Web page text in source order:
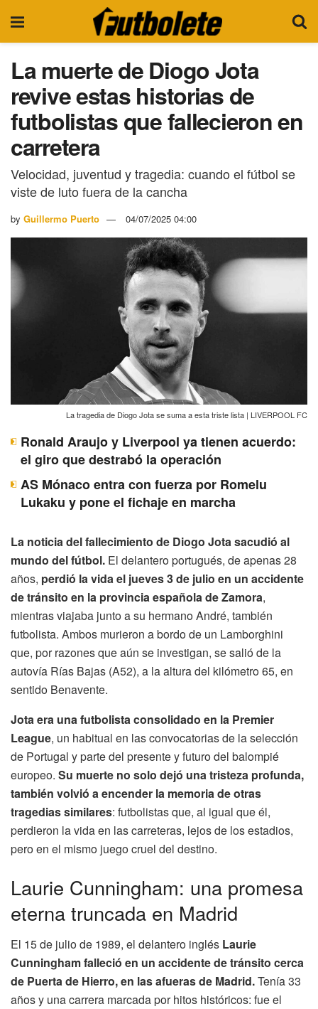
La muerte de Diogo Jota
revive estas historias de
futbolistas que fallecieron en
carretera
Velocidad, juventud y tragedia: cuando el fútbol se
viste de luto fuera de la cancha
by Guillermo Puerto 04/07/2025 04:00
La tragedia de Diogo Jota se suma a esta triste lista | LIVERPOOL FC
Ronald Araujo y Liverpool ya tienen acuerdo:
el giro que destrabó la operación
AS Mónaco entra con fuerza por Romelu
Lukaku y pone el fichaje en marcha
La noticia del fallecimiento de Diogo Jota sacudió al
mundo del fútbol. El delantero portugués, de apenas 28
años, perdió la vida el jueves 3 de julio en un accidente
de tránsito en la provincia española de Zamora,
mientras viajaba junto a su hermano André, también
futbolista. Ambos murieron a bordo de un Lamborghini
que, por razones que aún se investigan, se salió de la
autovía Rías Bajas (A52), a la altura del kilómetro 65, en
sentido Benavente.
Jota era una futbolista consolidado en la Premier
League, un habitual en las convocatorias de la selección
de Portugal y parte del presente y futuro del balompié
europeo. Su muerte no solo dejó una tristeza profunda,
también volvió a encender la memoria de otras
tragedias similares: futbolistas que, al igual que él,
perdieron la vida en las carreteras, lejos de los estadios,
pero en el mismo juego cruel del destino.
Laurie Cunningham: una promesa
eterna truncada en Madrid
El 15 de julio de 1989, el delantero inglés Laurie
Cunningham falleció en un accidente de tránsito cerca
de Puerta de Hierro, en las afueras de Madrid.Tenía 33
años y una carrera marcada por hitos históricos: fue el